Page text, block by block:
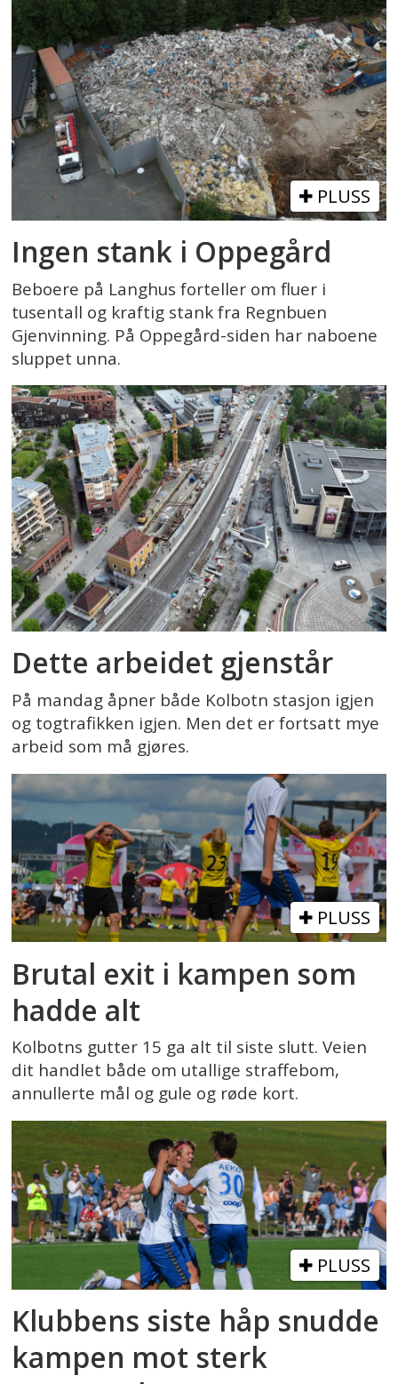
PLUSS
Ingen stank i Oppegård
Beboere på Langhus forteller om fluer i
tusentall og kraftig stank fra Regnbuen
Gjenvinning. På Oppegård-siden har naboene
sluppet unna.
Dette arbeidet gjenstår
På mandag åpner både Kolbotn stasjon igjen
og togtrafikken igjen. Men det er fortsatt mye
arbeid som må gjøres.
PLUSS
Brutal exit i kampen som
hadde alt
Kolbotns gutter 15 ga alt til siste slutt. Veien
dit handlet både om utallige straffebom,
annullerte mål og gule og røde kort.
PLUSS
Klubbens siste håp snudde
kampen mot sterk